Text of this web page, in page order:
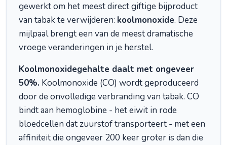
gewerkt om het meest direct giftige bijproduct
van tabak te verwijderen: koolmonoxide. Deze
mijlpaal brengt een van de meest dramatische
vroege veranderingen in je herstel.
Koolmonoxidegehalte daalt met ongeveer
50%. Koolmonoxide (CO) wordt geproduceerd
door de onvolledige verbranding van tabak. CO
bindt aan hemoglobine - het eiwit in rode
bloedcellen dat zuurstof transporteert - met een
affiniteit die ongeveer 200 keer groter is dan die